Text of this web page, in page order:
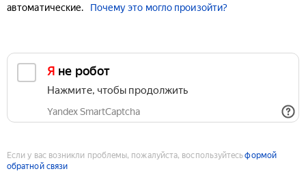
автоматические.
Почему это могло произойти?
Я не робот
Нажмите, чтобы продолжить
Yandex SmartCaptcha
Если у вас возникли проблемы, пожалуйста, воспользуйтесьформой
обратной связи